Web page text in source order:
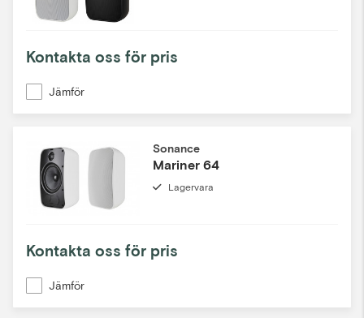
Kontakta oss för pris
Jämför
Sonance
Mariner 64
Lagervara
Kontakta oss för pris
Jämför